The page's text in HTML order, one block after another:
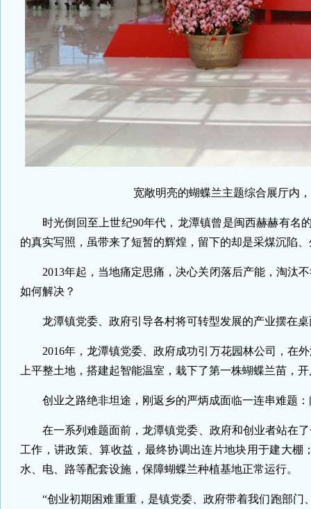
宽敞明亮的蝴蝶兰主题综合展厅内
时光倒回至上世纪90年代，龙潭镇曾是闽西赫赫有名
的真实写照，虽带来了短暂的辉煌，留下的却是采煤沉陷
2013年起，当地痛定思痛，决心关闭落后产能，淘汰
如何解决？
龙潭镇党委、政府引导各村将可转型发展的产业摆在
2016年，龙潭镇党委、政府成功引万花园林公司，在
上平整土地，搭建起智能温室，栽下了第一株蝴蝶兰苗，
创业之路绝非坦途，刚返乡的严炳成面临一连串难题
在一系列难题面前，龙潭镇党委、政府和创业者站在
工作，讲政策、算收益，最终协调出连片地块用于建大
水、电、路等配套设施，保障蝴蝶兰种植基地正常运行。
“创业初期困难重重，是镇党委、政府带着我们跑部